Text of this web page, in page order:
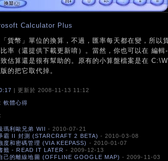
Calculator Plus
貨幣」單位的換算，不過，匯率每天都在變，所以
率（還提供下載更新唷）。當然，你也可以在 編
估算還是很有幫助的。原有的小算盤檔案是在
的把它取代掉。
| 更新於 2008-11-13 11:12
軟體心得
瑪利歐兄弟 WII - 2010-07-21
霸 II 封測 (STARCRAFT 2 BETA) - 2010-03-08
度和密碼管理 (VIA KEEPASS) - 2010-01-07
籤 - READ IT LATER - 2009-12-13
己的離線地圖 (OFFLINE GOOGLE MAP) - 2009-11-03